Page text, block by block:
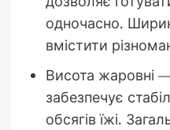
одночасно.
вмістити
Висота жаровні
забезпечує
обсягів їжі.